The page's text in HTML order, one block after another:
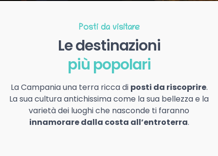
Posti da visitare
Le destinazioni
più popolari
La Campania una terra ricca di posti da riscoprire.
La sua cultura antichissima come la sua bellezza e la
varietà dei luoghi che nasconde ti faranno
innamorare dalla costa all’entroterra.